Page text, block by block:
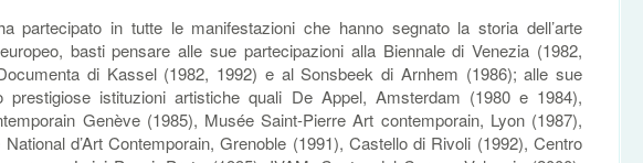
partecipato in tutte le manifestazioni che hanno segnato la storia dell’arte
basti pensare alle sue partecipazioni alla Biennale di Venezia (1982,
di Kassel (1982, 1992) e al Sonsbeek di Arnhem (1986); alle sue
prestigiose istituzioni artistiche quali De Appel, Amsterdam (1980 e 1984),
Genève (1985), Musée Saint-Pierre Art contemporain, Lyon (1987),
d’Art Contemporain, Grenoble (1991), Castello di Rivoli (1992), Centro